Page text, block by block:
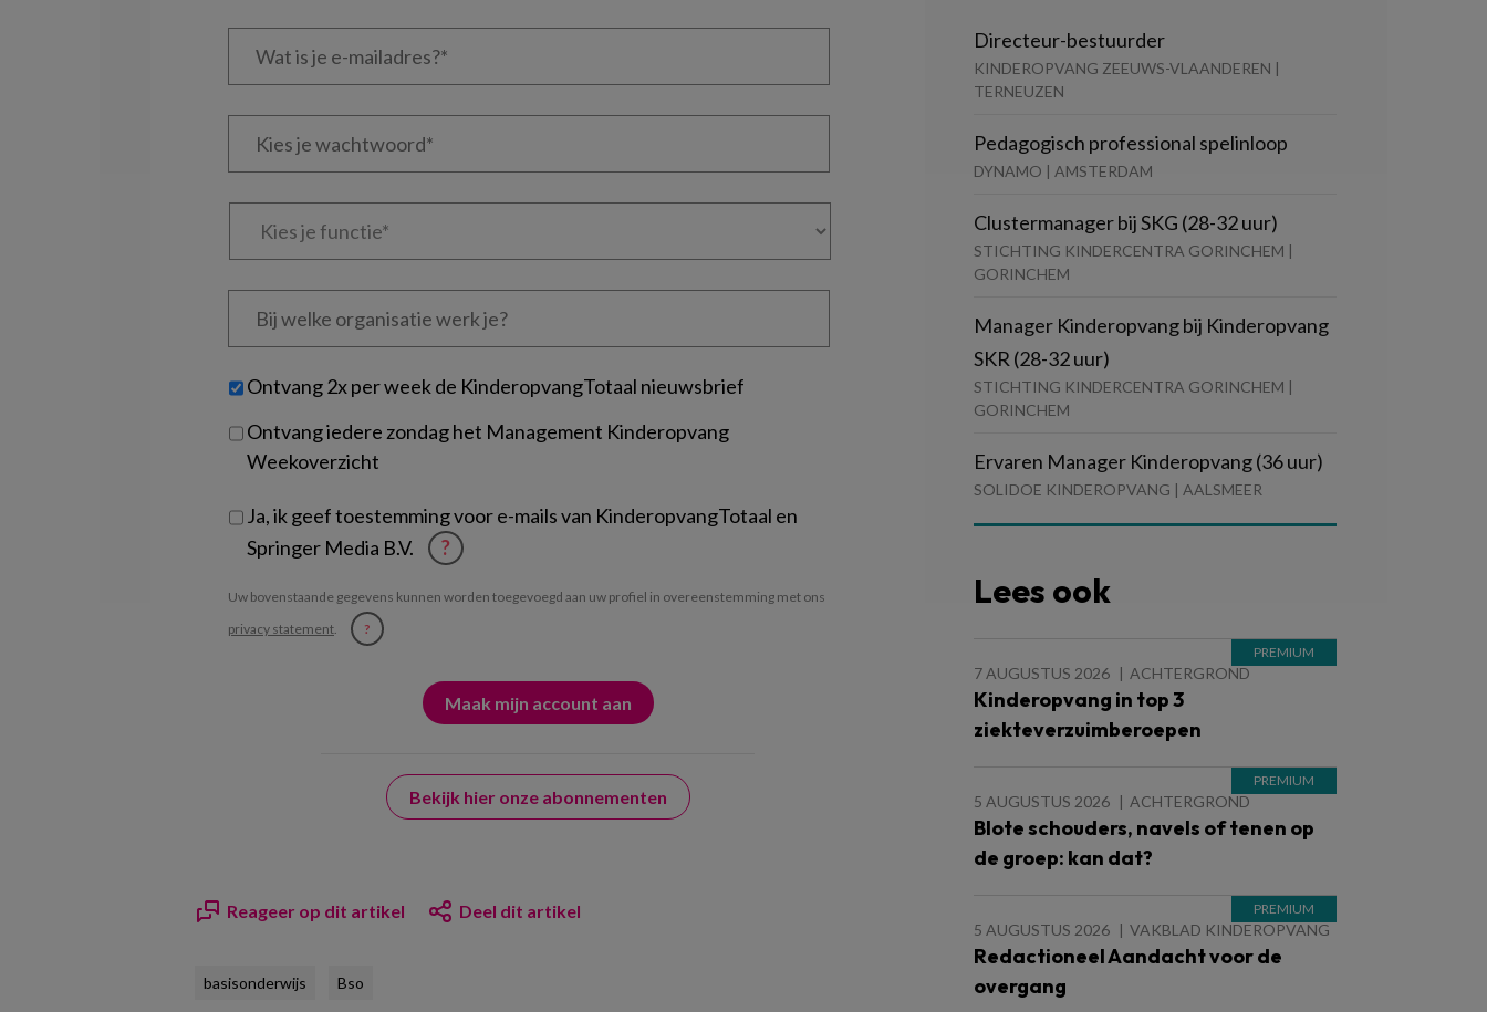
Wat
Kies
Kies
Bij
welke
je?
Untitled
Ontvang 2x per week de KinderopvangTotaal nieuwsbrief
Ontvang iedere zondag het Management Kinderopvang
Weekoverzicht
Ja, ik geef toestemming voor e-mails van KinderopvangTotaal en
Springer Media B.V.
?
Uw bovenstaande gegevens kunnen worden toegevoegd aan uw profiel in overeenstemming met ons
privacy statement. ?
Bekijk hier onze abonnementen
Reageer op dit artikel Deel dit artikel
basisonderwijs Bso
Directeur-bestuurder
KINDEROPVANG ZEEUWS-VLAANDEREN |
TERNEUZEN
Pedagogisch professional spelinloop
DYNAMO | AMSTERDAM
Clustermanager bij SKG (28-32 uur)
STICHTING KINDERCENTRA GORINCHEM |
GORINCHEM
Manager Kinderopvang bij Kinderopvang
SKR (28-32 uur)
STICHTING KINDERCENTRA GORINCHEM |
GORINCHEM
Ervaren Manager Kinderopvang (36 uur)
SOLIDOE KINDEROPVANG | AALSMEER
Lees ook
7 AUGUSTUS 2026 ACHTERGROND
Kinderopvang in top 3
ziekteverzuimberoepen
5 AUGUSTUS 2026 ACHTERGROND
Blote schouders, navels of tenen op
de groep: kan dat?
5 AUGUSTUS 2026 VAKBLAD KINDEROPVANG
Redactioneel Aandacht voor de
overgang